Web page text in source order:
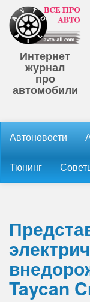
Интернет
журнал
про
автомобили
Автоновости
Тюнинг
Taycan